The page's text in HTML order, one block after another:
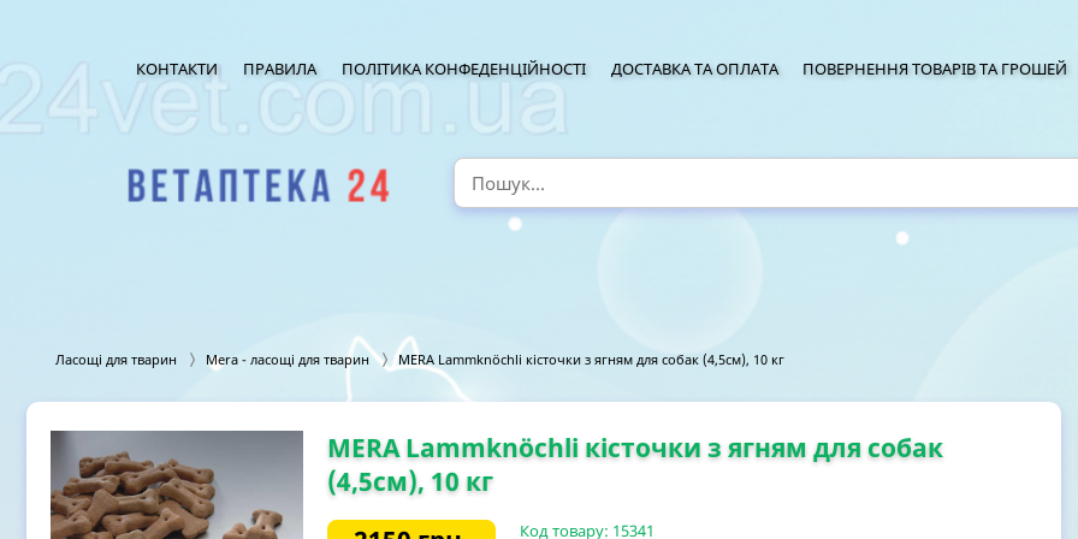
КОНТАКТИ ПРАВИЛА ПОЛІТИКА КОНФЕДЕНЦІЙНОСТІ ДОСТАВКА ТА ОПЛАТА ПОВЕРНЕННЯ ТОВАРІВ ТА ГРОШЕЙ
Ласощі для тварин Mera - ласощі для тварин MERA Lammknöchli кісточки з ягням для собак (4,5см), 10 кг
MERA Lammknöchli кісточки з ягням для собак
(4,5см), 10 кг
Код товару: 15341